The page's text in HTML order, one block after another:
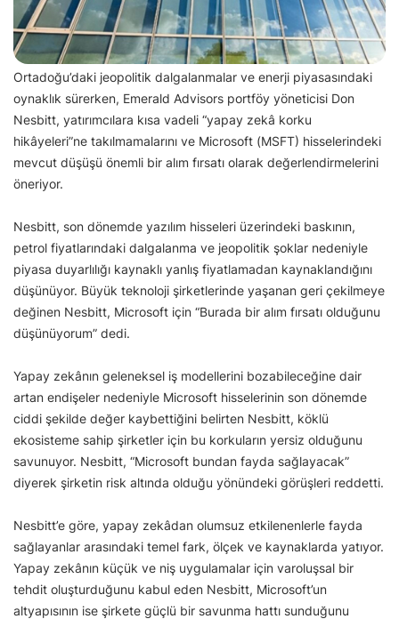
Ortadoğu’daki jeopolitik dalgalanmalar ve enerji piyasasındaki
oynaklık sürerken, Emerald Advisors portföy yöneticisi Don
Nesbitt, yatırımcılara kısa vadeli “yapay zekâ korku
hikâyeleri”ne takılmamalarını ve Microsoft (MSFT) hisselerindeki
mevcut düşüşü önemli bir alım fırsatı olarak değerlendirmelerini
öneriyor.
Nesbitt, son dönemde yazılım hisseleri üzerindeki baskının,
petrol fiyatlarındaki dalgalanma ve jeopolitik şoklar nedeniyle
piyasa duyarlılığı kaynaklı yanlış fiyatlamadan kaynaklandığını
düşünüyor. Büyük teknoloji şirketlerinde yaşanan geri çekilmeye
değinen Nesbitt, Microsoft için “Burada bir alım fırsatı olduğunu
düşünüyorum” dedi.
Yapay zekânın geleneksel iş modellerini bozabileceğine dair
artan endişeler nedeniyle Microsoft hisselerinin son dönemde
ciddi şekilde değer kaybettiğini belirten Nesbitt, köklü
ekosisteme sahip şirketler için bu korkuların yersiz olduğunu
savunuyor. Nesbitt, “Microsoft bundan fayda sağlayacak”
diyerek şirketin risk altında olduğu yönündeki görüşleri reddetti.
Nesbitt’e göre, yapay zekâdan olumsuz etkilenenlerle fayda
sağlayanlar arasındaki temel fark, ölçek ve kaynaklarda yatıyor.
Yapay zekânın küçük ve niş uygulamalar için varoluşsal bir
tehdit oluşturduğunu kabul eden Nesbitt, Microsoft’un
altyapısının ise şirkete güçlü bir savunma hattı sunduğunu